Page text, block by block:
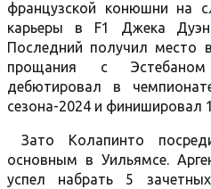
французской конюшни на
карьеры в F1 Джека
Последний получил место
прощания с
дебютировал в
сезона-2024 и финишировал
Зато Колапинто
основным в Уильямсе.
успел набрать 5